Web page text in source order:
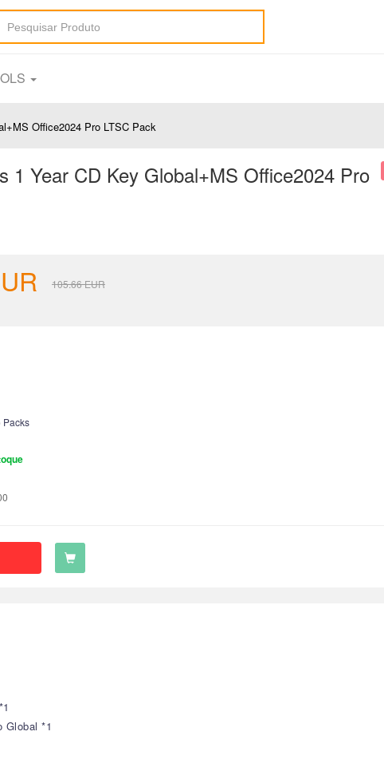
Office2024 Pro LTSC Pack
1 Year CD Key Global+MS Office2024 Pro
105.66EUR
Packs
Global *1